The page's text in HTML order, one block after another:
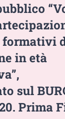
formativi
in età
sul
Prima